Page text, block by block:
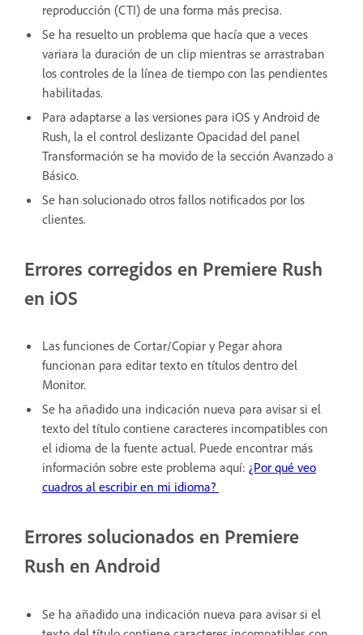
reproducción (CTI) de una forma más precisa.
Se ha resuelto un problema que hacía que a veces
variara la duración de un clip mientras se arrastraban
los controles de la línea de tiempo con las pendientes
habilitadas.
Para adaptarse a las versiones para iOS y Android de
Rush, la el control deslizante Opacidad del panel
Transformación se ha movido de la sección Avanzado a
Básico.
Se han solucionado otros fallos notificados por los
clientes.
Errores corregidos en Premiere Rush
en iOS
Las funciones de Cortar/Copiar y Pegar ahora
funcionan para editar texto en títulos dentro del
Monitor.
Se ha añadido una indicación nueva para avisar si el
texto del título contiene caracteres incompatibles con
el idioma de la fuente actual. Puede encontrar más
información sobre este problema aquí: ¿Por qué veo
cuadros al escribir en mi idioma?
Errores solucionados en Premiere
Rush en Android
Se ha añadido una indicación nueva para avisar si el